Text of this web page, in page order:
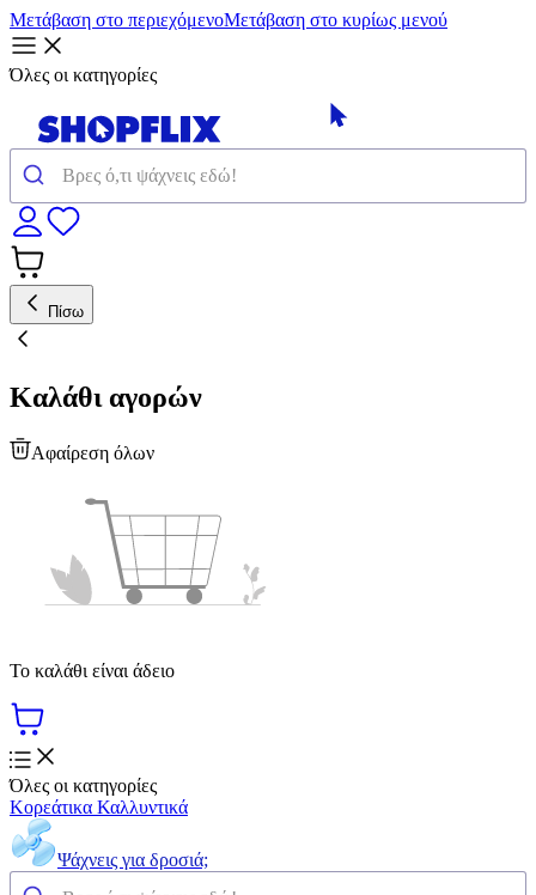
Μετάβαση στο περιεχόμενοΜετάβαση στο κυρίως μενού
Όλες οι κατηγορίες
Πίσω
Καλάθι αγορών
Αφαίρεση όλων
Το καλάθι είναι άδειο
Όλες οι κατηγορίες
Κορεάτικα Καλλυντικά
Ψάχνεις για δροσιά;